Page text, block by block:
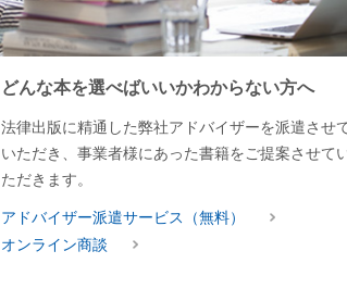
どんな本を選べばいいかわからない方へ
法律出版に精通した弊社アドバイザーを派遣させ
いただき、事業者様にあった書籍をご提案させて
ただきます。
アドバイザー派遣サービス（無料）
オンライン商談